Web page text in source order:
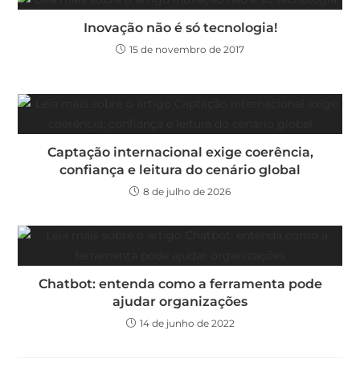
Inovação não é só tecnologia!
15 de novembro de 2017
Captação internacional exige coerência,
confiança e leitura do cenário global
8 de julho de 2026
Chatbot: entenda como a ferramenta pode
ajudar organizações
14 de junho de 2022